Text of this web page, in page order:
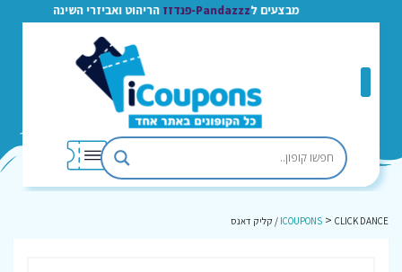
מבצעים ל Pandazzz-פנדזז הריהוט ואביזרי השינה
ICOUPONS > CLICK DANCE / קליק דאנס